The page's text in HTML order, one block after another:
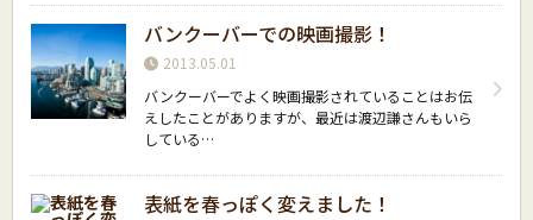
バンクーバーでの映画撮影！
2013.05.01
バンクーバーでよく映画撮影されていることはお伝
えしたことがありますが、最近は渡辺謙さんもいら
している…
表紙を春っぽく変えました！